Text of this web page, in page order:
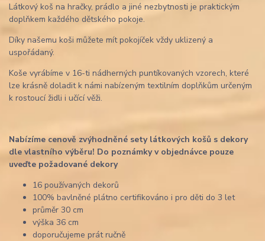
Látkový koš na hračky, prádlo a jiné nezbytnosti je praktickým
doplňkem každého dětského pokoje.
Díky našemu koši můžete mít pokojíček vždy uklizený a
uspořádaný.
Koše vyrábíme v 16-ti nádherných puntíkovaných vzorech, které
lze krásně doladit k námi nabízeným textilním doplňkům určeným
k rostoucí židli i učící věži.
Nabízíme cenově zvýhodněné sety látkových košů s dekory
dle vlastního výběru! Do poznámky v objednávce pouze
uveďte požadované dekory
16 používaných dekorů
100% bavlněné plátno certifikováno i pro děti do 3 let
průměr 30 cm
výška 36 cm
doporučujeme prát ručně